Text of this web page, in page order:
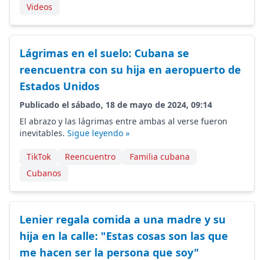
Videos
Lágrimas en el suelo: Cubana se
reencuentra con su hija en aeropuerto de
Estados Unidos
Publicado el sábado, 18 de mayo de 2024, 09:14
El abrazo y las lágrimas entre ambas al verse fueron
inevitables. Sigue leyendo »
TikTok Reencuentro
Familia cubana
Cubanos
Lenier regala comida a una madre y su
hija en la calle: "Estas cosas son las que
me hacen ser la persona que soy"